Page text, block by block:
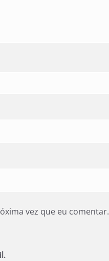
vez que eu comentar.